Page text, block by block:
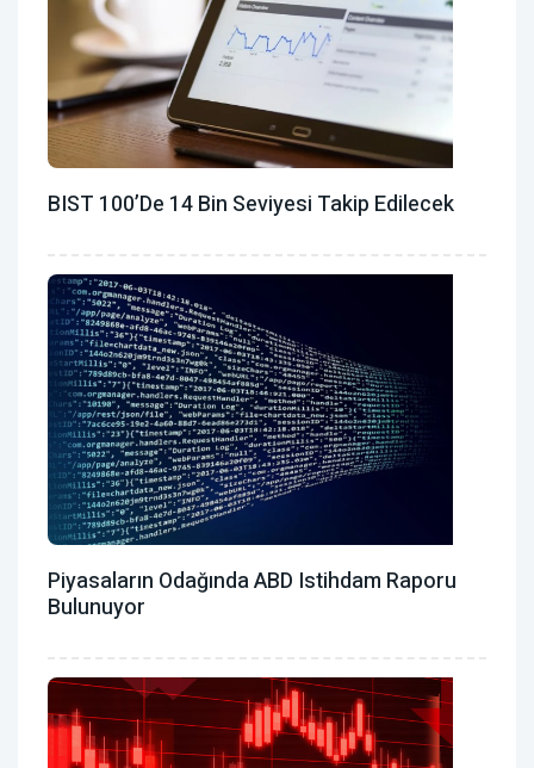
BIST 100’de 14 Bin Seviyesi Takip Edilecek
Piyasaların Odağında ABD Istihdam Raporu
Bulunuyor